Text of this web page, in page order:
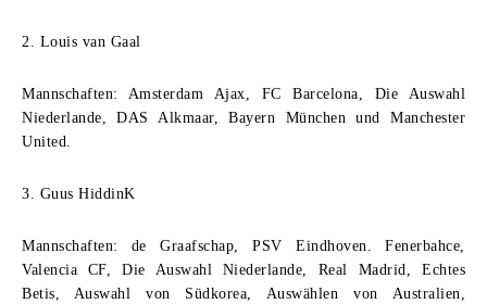
2. Louis van Gaal
Mannschaften: Amsterdam Ajax, FC Barcelona, Die Auswahl
Niederlande, DAS Alkmaar, Bayern München und Manchester
United.
3. Guus HiddinK
Mannschaften: de Graafschap, PSV Eindhoven. Fenerbahce,
Valencia CF, Die Auswahl Niederlande, Real Madrid, Echtes
Betis, Auswahl von Südkorea, Auswählen von Australien,